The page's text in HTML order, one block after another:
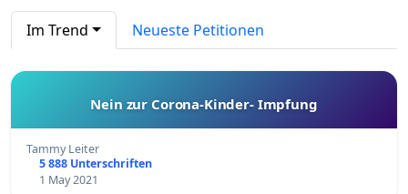
Im Trend Neueste Petitionen
Nein zur Corona-Kinder- Impfung
Tammy Leiter
5 888 Unterschriften
1 May 2021